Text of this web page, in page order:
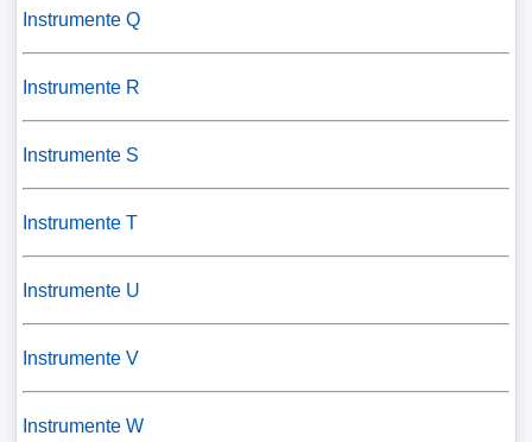
Instrumente Q
Instrumente R
Instrumente S
Instrumente T
Instrumente U
Instrumente V
Instrumente W